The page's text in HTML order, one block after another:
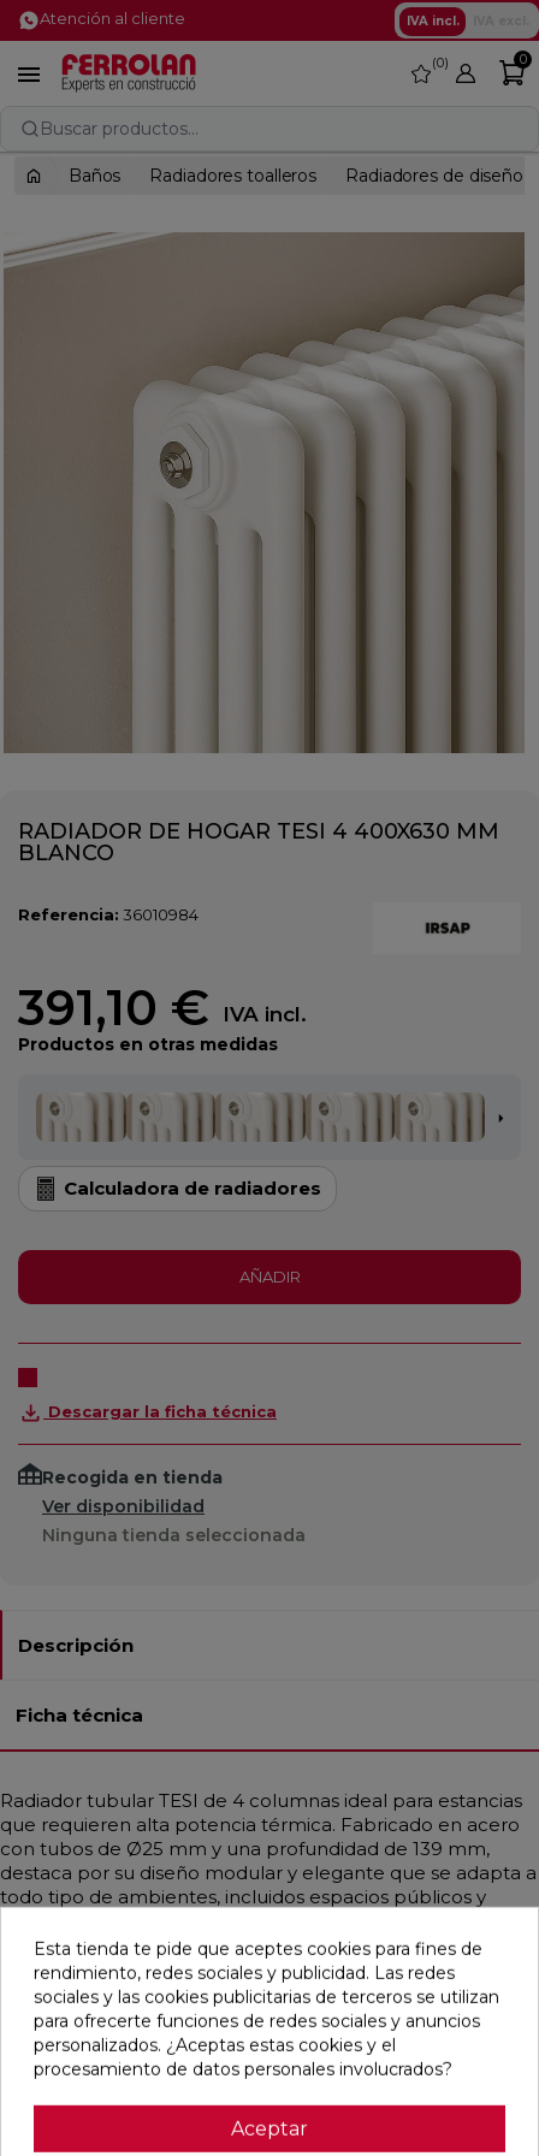
Atención al cliente IVA incl.
 favorite
0 0
Buscar productos...
Baños Radiadores toalleros Radiadores de diseño
RADIADOR DE HOGAR TESI 4 400X630 MM
BLANCO
Referencia: 36010984
391,10 € IVA incl.
Productos en otras medidas
Calculadora de radiadores
AÑADIR
Descargar la ficha técnica
Recogida en tienda
Ver disponibilidad
Ninguna tienda seleccionada
Descripción
Ficha técnica
Radiador tubular TESI de 4 columnas ideal para estancias
que requieren alta potencia térmica. Fabricado en acero
con tubos de Ø25 mm y una profundidad de 139 mm,
destaca por su diseño modular y elegante que se adapta a
todo tipo de ambientes, incluidos espacios públicos y
diferentes medidas y en una amplia gama de colores,
incluidos acabados RAL personalizados. Garantiza una
distribución uniforme del calor, siendo compatible con
sistemas de baja temperatura como calderas de
condensación o bombas de calor. Incluye purgador,
soportes universales y tapón embellecedor.
Esta tienda te pide que aceptes cookies para fines de
rendimiento, redes sociales y publicidad. Las redes
sociales y las cookies publicitarias de terceros se utilizan
para ofrecerte funciones de redes sociales y anuncios
personalizados. ¿Aceptas estas cookies y el
procesamiento de datos personales involucrados?
Aceptar